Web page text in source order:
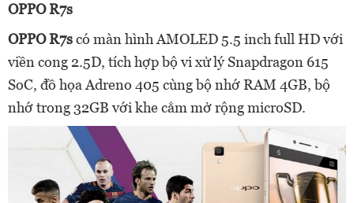
OPPO R7s
OPPO R7scó màn hình AMOLED 5.5 inch full HD với
viền cong 2.5D, tích hợp bộ vi xử lý Snapdragon 615
SoC, đồ họa Adreno 405 cùng bộ nhớ RAM 4GB, bộ
nhớ trong 32GB với khe cắm mở rộng microSD.